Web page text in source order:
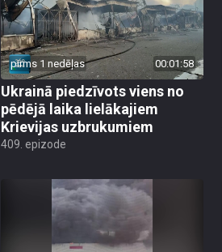
pirms 1 nedēļas 00:01:58
Ukrainā piedzīvots viens no
pēdējā laika lielākajiem
Krievijas uzbrukumiem
409. epizode